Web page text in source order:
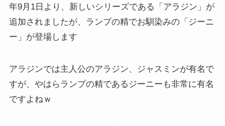
年9月1日より、新しいシリーズである「アラジン」が
追加されましたが、ランプの精でお馴染みの「ジーニ
ー」が登場します
アラジンでは主人公のアラジン、ジャスミンが有名で
すが、やはらランプの精であるジーニーも非常に有名
ですよねｗ